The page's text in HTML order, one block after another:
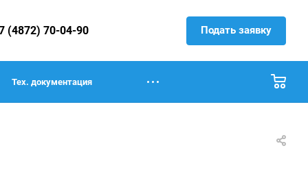
(4872) 70-04-90 Подать заявку
Тех. документация